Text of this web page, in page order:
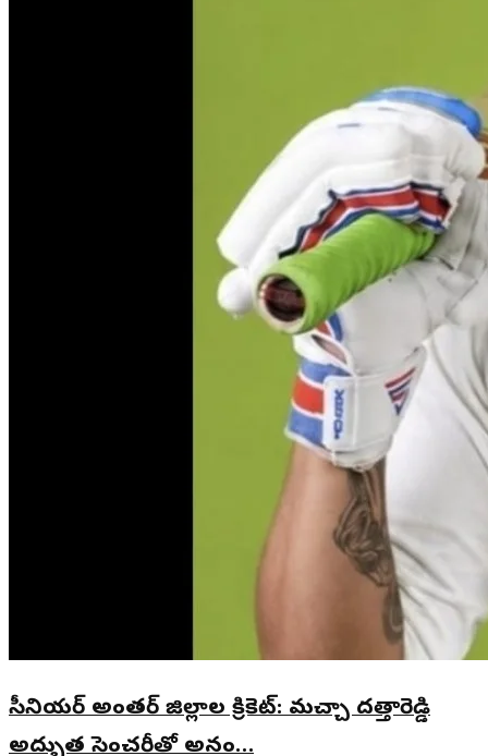
సీనియర్ అంతర్ జిల్లాల క్రికెట్: మచ్చా దత్తారెడ్డి
అద్భుత సెంచరీతో అనం…